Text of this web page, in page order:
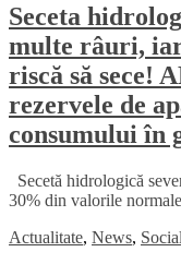
Seceta
multe râuri,
riscă să sece!
rezervele de
consumului în
Secetă hidrologică
30% din valorile
Actualitate, News, Social